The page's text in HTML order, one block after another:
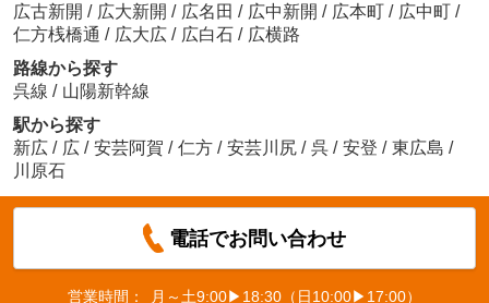
広古新開 / 広大新開 / 広名田 / 広中新開 / 広本町 / 広中町 /
仁方桟橋通 / 広大広 / 広白石 / 広横路
路線から探す
呉線 / 山陽新幹線
駅から探す
新広 / 広 / 安芸阿賀 / 仁方 / 安芸川尻 / 呉 / 安登 / 東広島 /
川原石
電話でお問い合わせ
営業時間： 月～土9:00▶18:30（日10:00▶17:00）